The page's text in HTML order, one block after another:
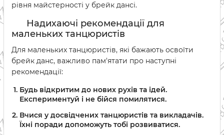
рівня майстерності у брейк дансі.
Надихаючі рекомендації для
маленьких танцюристів
Для маленьких танцюристів, які бажають освоїти
брейк данс, важливо пам'ятати про наступні
рекомендації:
Будь відкритим до нових рухів та ідей.
Експериментуй і не бійся помилятися.
Вчися у досвідчених танцюристів та викладачів.
Їхні поради допоможуть тобі розвиватися.